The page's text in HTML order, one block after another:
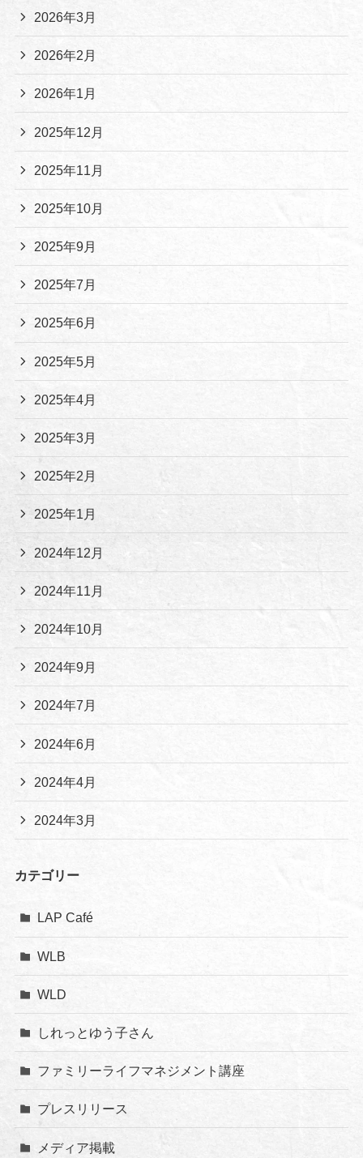
2026年3月
2026年2月
2026年1月
2025年12月
2025年11月
2025年10月
2025年9月
2025年7月
2025年6月
2025年5月
2025年4月
2025年3月
2025年2月
2025年1月
2024年12月
2024年11月
2024年10月
2024年9月
2024年7月
2024年6月
2024年4月
2024年3月
カテゴリー
LAP Café
WLB
WLD
しれっとゆう子さん
ファミリーライフマネジメント講座
プレスリリース
メディア掲載